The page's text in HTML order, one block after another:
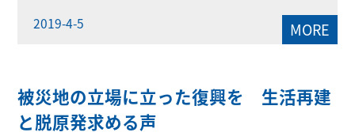
2019-4-5 MORE
被災地の立場に立った復興を 生活再建
と脱原発求める声